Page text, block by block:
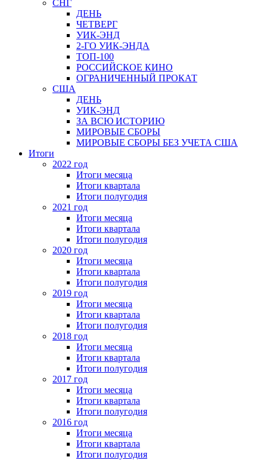
СНГ
ДЕНЬ
ЧЕТВЕРГ
УИК-ЭНД
2-ГО УИК-ЭНДА
ТОП-100
РОССИЙСКОЕ КИНО
ОГРАНИЧЕННЫЙ ПРОКАТ
США
ДЕНЬ
УИК-ЭНД
ЗА ВСЮ ИСТОРИЮ
МИРОВЫЕ СБОРЫ
МИРОВЫЕ СБОРЫ БЕЗ УЧЕТА США
Итоги
2022 год
Итоги месяца
Итоги квартала
Итоги полугодия
2021 год
Итоги месяца
Итоги квартала
Итоги полугодия
2020 год
Итоги месяца
Итоги квартала
Итоги полугодия
2019 год
Итоги месяца
Итоги квартала
Итоги полугодия
2018 год
Итоги месяца
Итоги квартала
Итоги полугодия
2017 год
Итоги месяца
Итоги квартала
Итоги полугодия
2016 год
Итоги месяца
Итоги квартала
Итоги полугодия